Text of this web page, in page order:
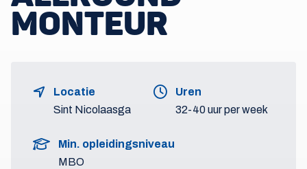
MONTEUR
Locatie
Sint Nicolaasga
Uren
32-40 uur per week
Min. opleidingsniveau
MBO